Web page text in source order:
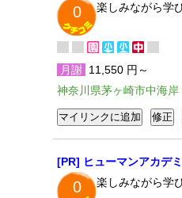
0 楽しみながら学
月謝 11,550 円～
神奈川県茅ヶ崎市中海
[PR] ヒューマンアカデ
0 楽しみながら学